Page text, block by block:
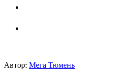
Автор: Мега Тюмень